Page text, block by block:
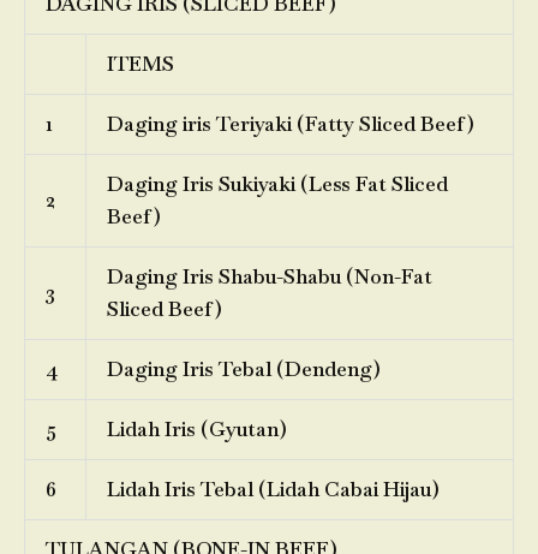
ITEMS
1 Daging iris Teriyaki (Fatty Sliced Beef)
2
Daging Iris Sukiyaki (Less Fat Sliced
Beef)
3
Daging Iris Shabu-Shabu (Non-Fat
Sliced Beef)
4 Daging Iris Tebal (Dendeng)
5 Lidah Iris (Gyutan)
6 Lidah Iris Tebal (Lidah Cabai Hijau)